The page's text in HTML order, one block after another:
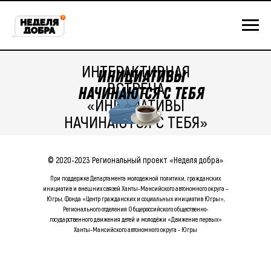
ИНТЕРАКТИВНАЯ
ВСТРЕЧА
«ИНИЦИАТИВЫ
НАЧИНАЮТСЯ С ТЕБЯ»
ИНИЦИАТИВЫ
НАЧИНАЮТСЯ С ТЕБЯ
© 2020-2023 Региональный проект «Неделя добра»
При поддержке Департамента молодежной политики, гражданских
инициатив и внешних связей Ханты-Мансийского автономного округа –
Югры, Фонда «Центр гражданских и социальных инициатив Югры»,
Регионального отделения Общероссийского общественно-
государственного движения детей и молодёжи «Движение первых»
Ханты-Мансийского автономного округа - Югры